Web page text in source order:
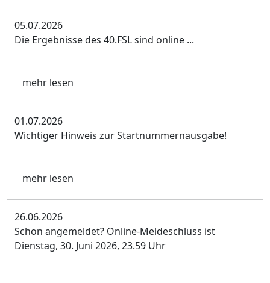
05.07.2026
Die Ergebnisse des 40.FSL sind online ...
mehr lesen
01.07.2026
Wichtiger Hinweis zur Startnummernausgabe!
mehr lesen
26.06.2026
Schon angemeldet? Online-Meldeschluss ist
Dienstag, 30. Juni 2026, 23.59 Uhr